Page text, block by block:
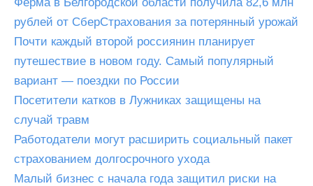
рублей от СберСтрахования за потерянный урожай
Почти каждый второй россиянин планирует
путешествие в новом году. Самый популярный
вариант — поездки по России
Посетители катков в Лужниках защищены на
случай травм
Работодатели могут расширить социальный пакет
страхованием долгосрочного ухода
Малый бизнес с начала года защитил риски на